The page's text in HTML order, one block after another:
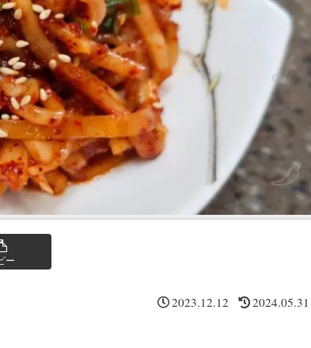
ー
2023.12.12 2024.05.31